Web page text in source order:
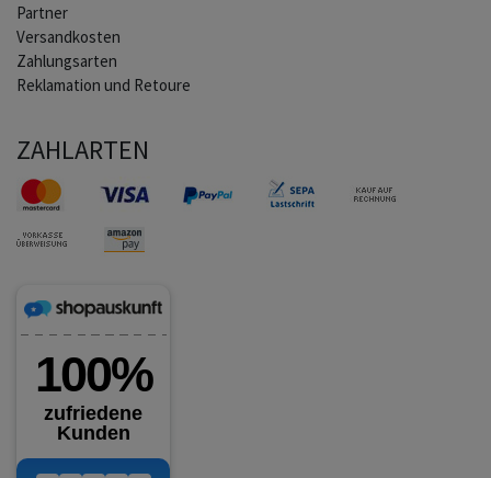
Partner
Versandkosten
Zahlungsarten
Reklamation und Retoure
ZAHLARTEN